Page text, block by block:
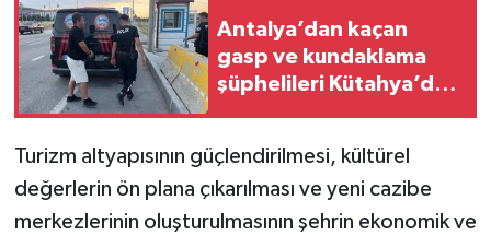
Antalya’dan kaçan
gasp ve kundaklama
şüphelileri Kütahya’da
Turizm altyapısının güçlendirilmesi, kültürel
değerlerin ön plana çıkarılması ve yeni cazibe
merkezlerinin oluşturulmasının şehrin ekonomik ve